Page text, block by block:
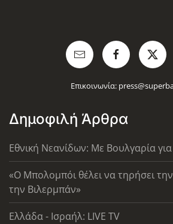
Επικοινωνία:
Δημοφιλή Άρθρα
Εθνική Νεανίδων: Με Βουλγαρία για
«Ο Μπολομπόι θέλει να τηρήσει
την Βιλερμπάν»
Ελλάδα - Ισραήλ: LIVE TV